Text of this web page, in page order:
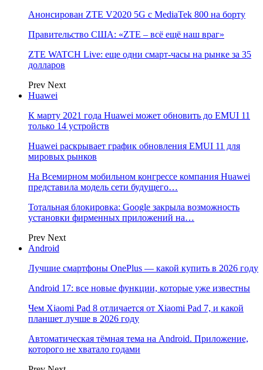
Анонсирован ZTE V2020 5G с MediaTek 800 на борту
Правительство США: «ZTE – всё ещё наш враг»
ZTE WATCH Live: еще одни смарт-часы на рынке за 35
долларов
Prev Next
Huawei
К марту 2021 года Huawei может обновить до EMUI 11
только 14 устройств
Huawei раскрывает график обновления EMUI 11 для
мировых рынков
На Всемирном мобильном конгрессе компания Huawei
представила модель сети будущего…
Тотальная блокировка: Google закрыла возможность
установки фирменных приложений на…
Prev Next
Android
Лучшие смартфоны OnePlus — какой купить в 2026 году
Android 17: все новые функции, которые уже известны
Чем Xiaomi Pad 8 отличается от Xiaomi Pad 7, и какой
планшет лучше в 2026 году
Автоматическая тёмная тема на Android. Приложение,
которого не хватало годами